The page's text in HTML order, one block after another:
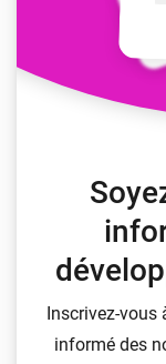
Inscrivez-vous
informé des